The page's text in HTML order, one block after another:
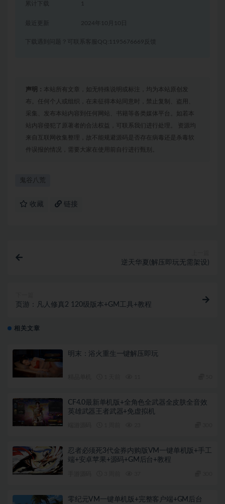
累计下载 1
2024年10月10日
下载遇到问题？可联系客服QQ:1195676669反馈
声明： 本站所有文章，如无特殊说明或标注，均为本站原创发
布。任何个人或组织，在未征得本站同意时，禁止复制、盗用、
采集、发布本站内容到任何网站、书籍等各类媒体平台。如若本
站内容侵犯了原著者的合法权益，可联系我们进行处理。 资源均
来自互联网收集整理，故不能规避源码是否存在病毒还是杀毒软
件误报的情况，需要大家在使用前自行进行甄别。
鬼谷八荒
收藏 链接
逆天华夏(解压即玩无需架设)
页游：凡人修真2 120级版本+GM工具+教程
相关文章
明末：浴火重生一键解压即玩
CF4.0最新单机版+全角色全武器全皮肤全音效
英雄武器王者武器+免虚拟机
忍者必须死3代金券内购版VM一键单机版+手工
端+安卓苹果+源码+GM后台+教程
零纪元VM一键单机版+完整客户端+GM后台